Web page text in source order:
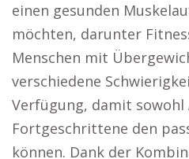
einen gesunden
möchten, darunter
Menschen mit
verschiedene
Verfügung, damit sowohl
Fortgeschrittene den
können. Dank der